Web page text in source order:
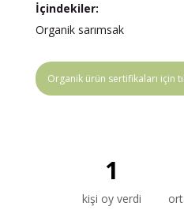
İçindekiler:
Organik sarımsak
Organik ürün sertifikaları için
1
kişi oy verdi